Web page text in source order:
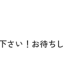
さい！お待ちし